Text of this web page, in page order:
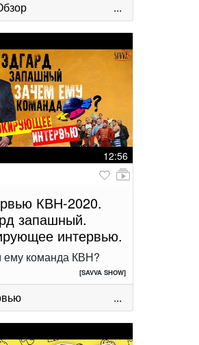
...
12:56
КВН-2020.
запашный.
интервью.
ему команда КВН?
[SAVVA SHOW]
...